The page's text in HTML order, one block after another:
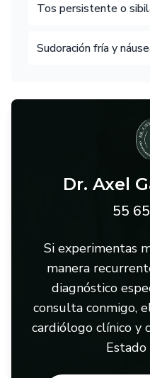
Tos persistente o
Sudoración fría y
Dr. Axel
55
Si experimentas
manera
diagnóstico
consulta conmigo,
cardiólogo clínico y
Estado